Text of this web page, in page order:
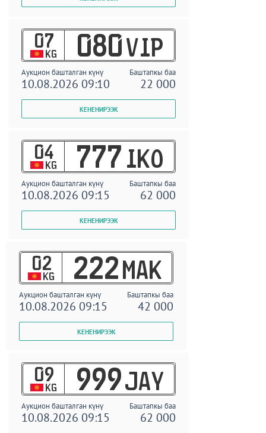
07
KG 080 VIP
Аукцион башталган күнү Баштапкы баа
10.08.2026 09:10 22 000
04
KG 777 IKO
Аукцион башталган күнү Баштапкы баа
10.08.2026 09:15 62 000
02
KG 222 MAK
Аукцион башталган күнү Баштапкы баа
10.08.2026 09:15 42 000
09
KG 999 JAY
Аукцион башталган күнү Баштапкы баа
10.08.2026 09:15 62 000